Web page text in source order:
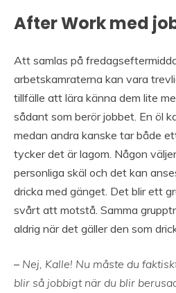
After Work med
Att samlas på
arbetskamraterna kan vara
tillfälle att lära känna dem lite
sådant som berör jobbet. En öl
medan andra kanske tar både
tycker det är lagom. Någon
personliga skäl och det kan
dricka med gänget. Det blir ett
svårt att motstå. Samma
aldrig när det gäller den som
– Nej, Kalle! Nu måste du
blir så jobbigt när du blir